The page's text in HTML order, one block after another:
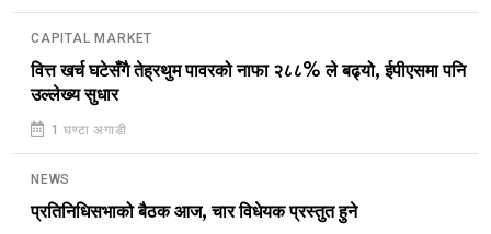
CAPITAL MARKET
वित्त खर्च घटेसँगै तेह्रथुम पावरको नाफा २८८% ले बढ्यो, ईपीएसमा पनि
उल्लेख्य सुधार
1 घण्टा अगाडी
NEWS
प्रतिनिधिसभाको बैठक आज, चार विधेयक प्रस्तुत हुने